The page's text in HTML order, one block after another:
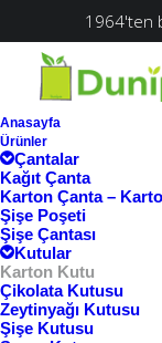
1964'ten
Anasayfa
Ürünler
Çantalar
Kağıt Çanta
Karton Çanta –
Şişe Poşeti
Şişe Çantası
Kutular
Karton Kutu
Çikolata Kutusu
Zeytinyağı Kutusu
Şişe Kutusu